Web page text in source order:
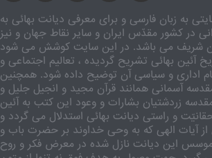
به زبان فارسی و برای معرفی دیانت بهائی به
در کشور مقدّس ایران و سایر نقاط جهان و نیز
شریف می باشد. در این سایت کوشش می شود
آئین بهائی تشریح گردیده ، تعالیم اجتماعی و
اداری و سیاسی آن توضیح داده شود. همچنین
آسمانی همانند قرآن مجید و انجیل جلیل و
زردشتیان بشارات و وعود این کتب به آئین
و راستی دیانت بهائی استدلال می گردد و
آیات الهی که به وحی خداوند بر حضرت باب و
موسس این دیانت نازل شده در معرض فکر و روح